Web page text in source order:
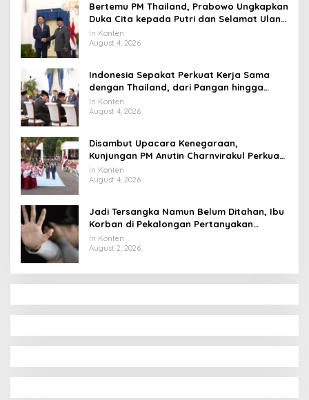
Bertemu PM Thailand, Prabowo Ungkapkan
Duka Cita kepada Putri dan Selamat Ulang
Tahun ke Raja Thailand
In Konten
August 4, 2026
Indonesia Sepakat Perkuat Kerja Sama
dengan Thailand, dari Pangan hingga
Ekonomi Digital
In Konten
August 4, 2026
Disambut Upacara Kenegaraan,
Kunjungan PM Anutin Charnvirakul Perkuat
Hubungan Indonesia-Thailand
In Konten
August 4, 2026
Jadi Tersangka Namun Belum Ditahan, Ibu
Korban di Pekalongan Pertanyakan
Keseriusan Polisi Tangani Kasus Rudapksa
Sampai Anaknya Hamil
In Konten
August 2, 2026